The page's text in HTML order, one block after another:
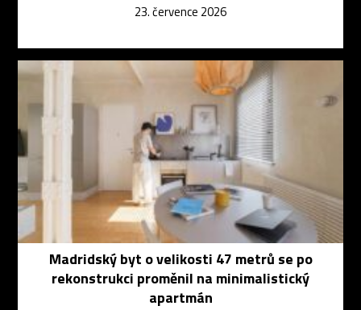
23. července 2026
Madridský byt o velikosti 47 metrů se po
rekonstrukci proměnil na minimalistický
apartmán